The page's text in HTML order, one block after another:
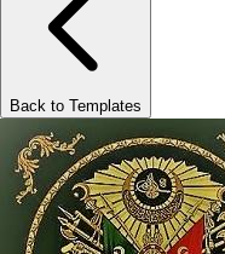
Back to Templates